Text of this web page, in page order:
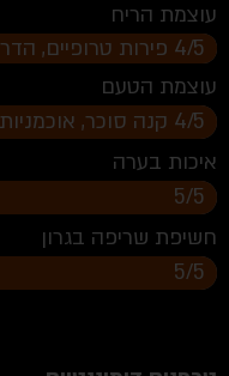
עוצמת הריח
4/5 פירות טרופיים, הדר, סוכריות דבש
עוצמת הטעם
4/5 קנה סוכר, אוכמניות, עוגת גבינה, מנגו
איכות בערה
5/5
חשיפת שריפה בגרון
5/5